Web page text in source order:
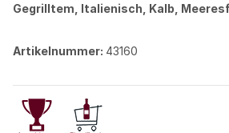
Gegrilltem, Italienisch, Kalb,
Artikelnummer: 43160